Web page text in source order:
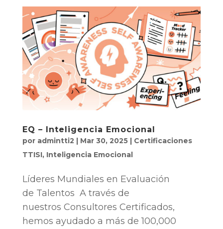
EQ – Inteligencia Emocional
por admintti2 | Mar 30, 2025| Certificaciones
TTISI, Inteligencia Emocional
Líderes Mundiales en Evaluación
de Talentos A través de
nuestros Consultores Certificados,
hemos ayudado a más de 100,000